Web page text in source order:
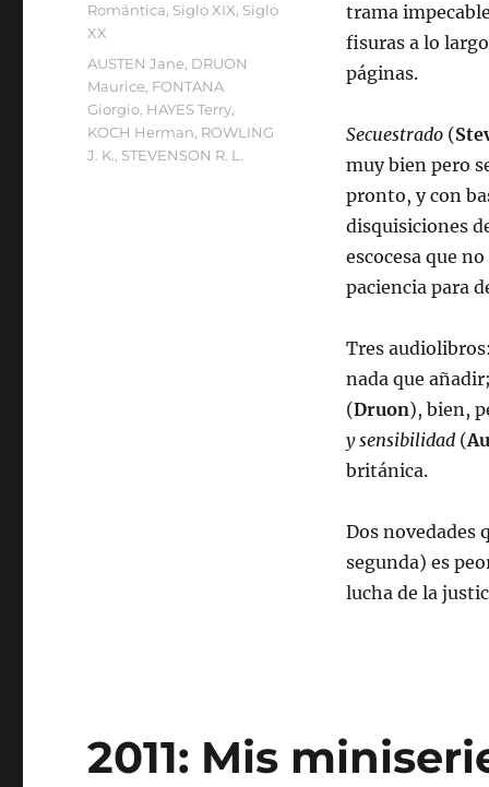
trama
fisuras a lo
páginas.
Secuestrado(
muy bien pero
pronto, y con
disquisiciones
escocesa que
paciencia para
Tres audiolibros:
nada que añadir;
(Druon), bien,
y sensibilidad(
británica.
Dos novedades
segunda) es
lucha de la
Romántica Siglo XIX Siglo
XX
Etiquetas
AUSTEN Jane DRUON
Maurice FONTANA
Giorgio HAYES Terry
KOCH Herman ROWLING
J. K.
STEVENSON R. L.
2011: Mis